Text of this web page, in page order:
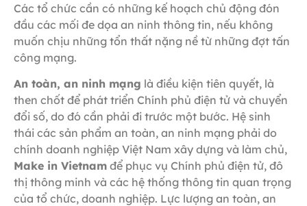
Các tổ chức cần có những kế hoạch chủ động đón
đầu các mối đe dọa an ninh thông tin, nếu không
muốn chịu những tổn thất nặng nề từ những đợt tấn
công mạng.
An toàn, an ninh mạng là điều kiện tiên quyết, là
then chốt để phát triển Chính phủ điện tử và chuyển
đổi số, do đó cần phải đi trước một bước. Hệ sinh
thái các sản phẩm an toàn, an ninh mạng phải do
chính doanh nghiệp Việt Nam xây dựng và làm chủ,
Make in Vietnam để phục vụ Chính phủ điện tử, đô
thị thông minh và các hệ thống thông tin quan trọng
của tổ chức, doanh nghiệp. Lực lượng an toàn, an